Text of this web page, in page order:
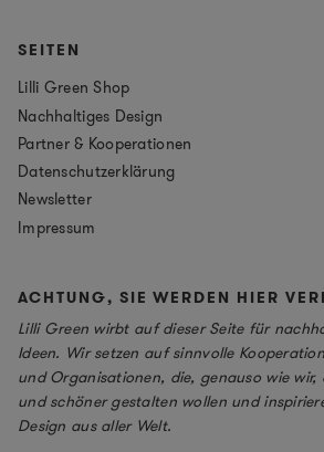
SEITEN
Lilli Green Shop
Nachhaltiges Design
Partner & Kooperationen
Datenschutzerklärung
Newsletter
Impressum
ACHTUNG, SIE WERDEN HIER
Lilli Green wirbt auf dieser Seite für
Ideen. Wir setzen auf sinnvolle
und Organisationen, die, genauso wie
und schöner gestalten wollen und
Design aus aller Welt.